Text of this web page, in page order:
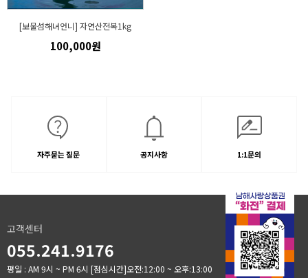
[보물섬해녀언니] 자연산전복1kg
100,000원
자주묻는 질문 공지사항 1:1문의
고객센터
055.241.9176
평일 : AM 9시 ~ PM 6시 [점심시간]오전:12:00 ~ 오후:13:00